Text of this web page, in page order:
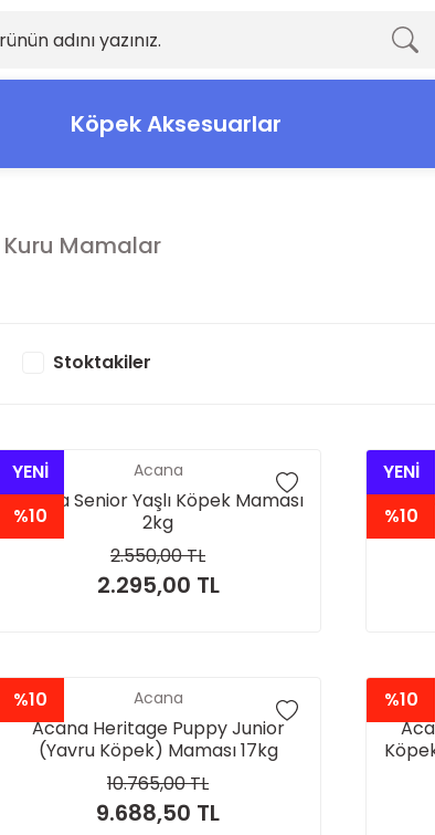
Köpek Aksesuarlar
Kuru Mamalar
Stoktakiler
YENİ
%10
Acana
Acana Senior Yaşlı Köpek Maması
2kg
2.550,00 TL
2.295,00 TL
YENİ
%10
%10 Acana
Acana Heritage Puppy Junior
(Yavru Köpek) Maması 17kg
10.765,00 TL
9.688,50 TL
%10